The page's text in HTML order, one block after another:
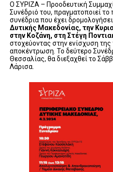
Ο ΣΥΡΙΖΑ – Προοδευτική
Συνέδριό του, πραγματοποιεί
συνέδρια που έχει
Δυτικής Μακεδονίας, την
στην Κοζάνη, στη Στέγη
στοχεύοντας στην ενίσχυση της
αποκέντρωση. Το δεύτερο
Θεσσαλίας, θα διεξαχθεί το
Λάρισα.